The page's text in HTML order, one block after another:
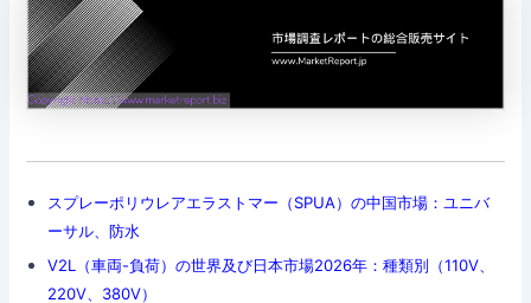
スプレーポリウレアエラストマー（SPUA）の中国市場：ユニバ
ーサル、防水
V2L（車両-負荷）の世界及び日本市場2026年：種類別（110V、
220V、380V）